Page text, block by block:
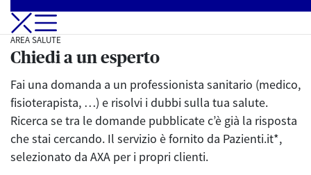
Apri-Chiudi Menu di navigazione
AREA SALUTE
Chiedi a un esperto
Fai una domanda a un professionista sanitario (medico,
fisioterapista, …) e risolvi i dubbi sulla tua salute.
Ricerca se tra le domande pubblicate c’è già la risposta
che stai cercando. Il servizio è fornito da Pazienti.it*,
selezionato da AXA per i propri clienti.